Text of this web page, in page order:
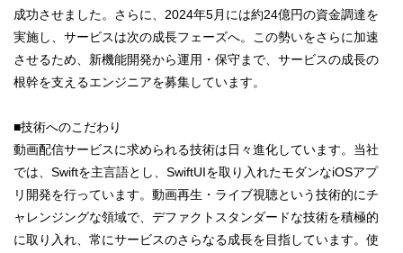
成功させました。さらに、2024年5月には約24億円の資金調達を
実施し、サービスは次の成長フェーズへ。この勢いをさらに加速
させるため、新機能開発から運用・保守まで、サービスの成長の
根幹を支えるエンジニアを募集しています。
■技術へのこだわり
動画配信サービスに求められる技術は日々進化しています。当社
では、Swiftを主言語とし、SwiftUIを取り入れたモダンなiOSアプ
リ開発を行っています。動画再生・ライブ視聴という技術的にチ
ャレンジングな領域で、デファクトスタンダードな技術を積極的
に取り入れ、常にサービスのさらなる成長を目指しています。使